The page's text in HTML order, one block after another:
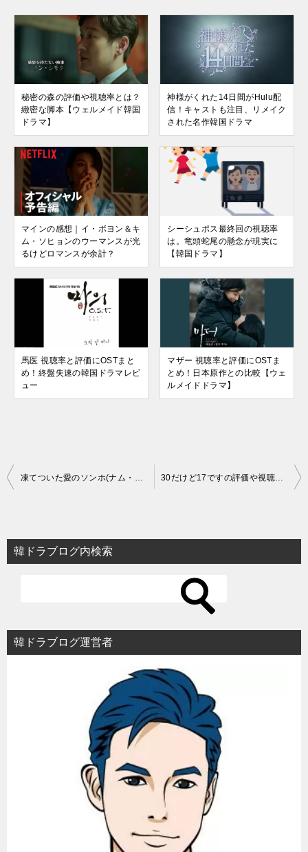
秘密の森の評価や視聴率とは？
緻密な脚本【ウェルメイド韓国
ドラマ】
神様がくれた14日間がHulu配
信！キャストも注目、リメイク
された名作韓国ドラマ
マインの感想｜イ・ボヨン＆キ
ム・ソヒョンのウーマンスが光
るけどロマンスが余計？
シーシュポス最終回の視聴率
は。竜頭蛇尾の懸念が現実に
【韓国ドラマ】
馬医 視聴率と評価にOSTまと
め！終盤失速の韓国ドラマレビ
ュー
マザー 視聴率と評価にOSTま
とめ！日本原作との比較【ウェ
ルメイドドラマ】
投
ビ
ゲ
ョ
ン
韓ドラブログ内検索
韓ドラブログ運営者